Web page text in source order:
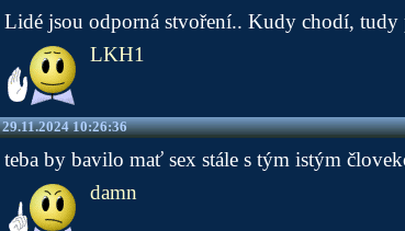
Lidé jsou odporná stvoření.. Kudy chodí, tudy
LKH1
29.11.2024 10:26:36
teba by bavilo mať sex stále s tým istým
damn